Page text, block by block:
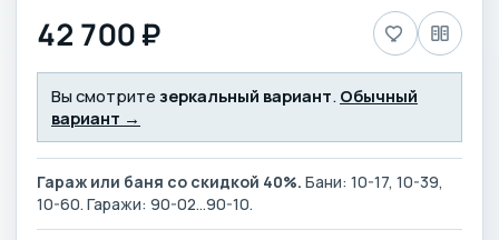
42 700 ₽
Вы смотрите зеркальный вариант. Обычный
вариант →
Гараж или баня со скидкой 40%. Бани: 10-17, 10-39,
10-60. Гаражи: 90-02…90-10.